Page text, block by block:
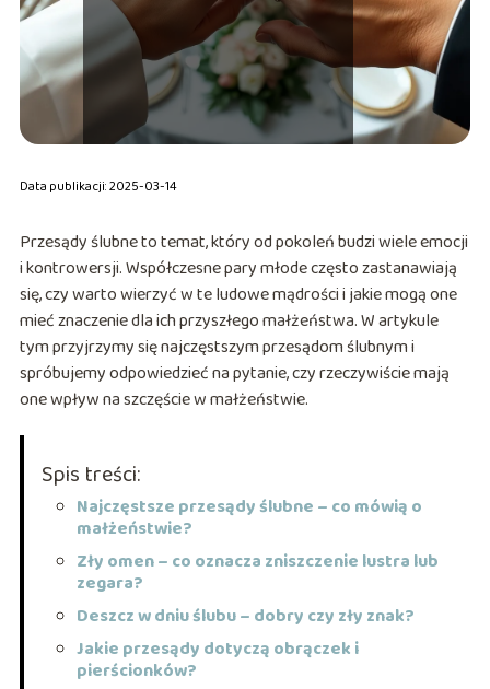
Data publikacji: 2025-03-14
Przesądy ślubne to temat, który od pokoleń budzi wiele emocji
i kontrowersji. Współczesne pary młode często zastanawiają
się, czy warto wierzyć w te ludowe mądrości i jakie mogą one
mieć znaczenie dla ich przyszłego małżeństwa. W artykule
tym przyjrzymy się najczęstszym przesądom ślubnym i
spróbujemy odpowiedzieć na pytanie, czy rzeczywiście mają
one wpływ na szczęście w małżeństwie.
Spis treści:
Najczęstsze przesądy ślubne – co mówią o
małżeństwie?
Zły omen – co oznacza zniszczenie lustra lub
zegara?
Deszcz w dniu ślubu – dobry czy zły znak?
Jakie przesądy dotyczą obrączek i
pierścionków?